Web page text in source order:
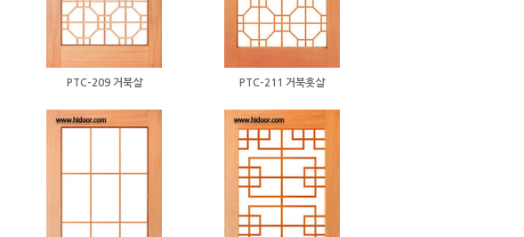
PTC-209 거북살 PTC-211 거북훗살